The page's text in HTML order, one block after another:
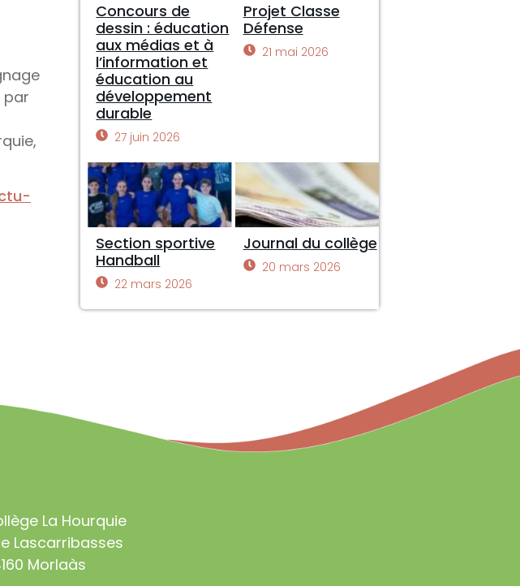
par
Concours de
dessin : éducation
aux médias et à
l’information et
éducation au
développement
durable
27 juin 2026
Projet Classe
Défense
21 mai 2026
Section sportive
Handball
22 mars 2026
Journal du collège
20 mars 2026
La Hourquie
Lascarribasses
Morlaàs